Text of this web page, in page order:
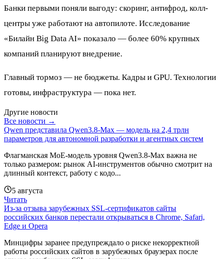
Банки первыми поняли выгоду: скоринг, антифрод, колл-
центры уже работают на автопилоте. Исследование
«Билайн Big Data AI» показало — более 60% крупных
компаний планируют внедрение.
Главный тормоз — не бюджеты. Кадры и GPU. Технологии
готовы, инфраструктура — пока нет.
Другие новости
Все новости →
Qwen представила Qwen3.8-Max — модель на 2,4 трлн
параметров для автономной разработки и агентных систем
Флагманская MoE-модель уровня Qwen3.8-Max важна не
только размером: рынок AI-инструментов обычно смотрит на
длинный контекст, работу с кодо...
5 августа
Читать
Из-за отзыва зарубежных SSL-сертификатов сайты
российских банков перестали открываться в Chrome, Safari,
Edge и Opera
Минцифры заранее предупреждало о риске некорректной
работы российских сайтов в зарубежных браузерах после